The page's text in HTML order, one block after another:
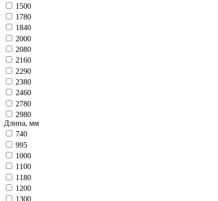
1500
1780
1840
2000
2080
2160
2290
2380
2460
2780
2980
Длина, мм
740
995
1000
1100
1180
1200
1300